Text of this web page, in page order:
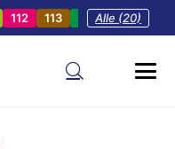
112 113 201 202
Alle (20)